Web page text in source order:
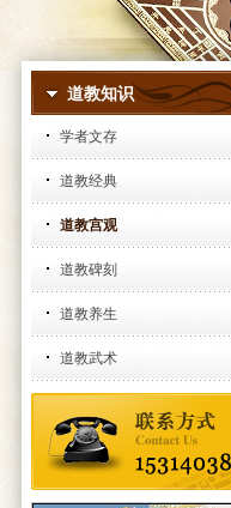
道教知识
学者文存
道教经典
道教宫观
道教碑刻
道教养生
道教武术